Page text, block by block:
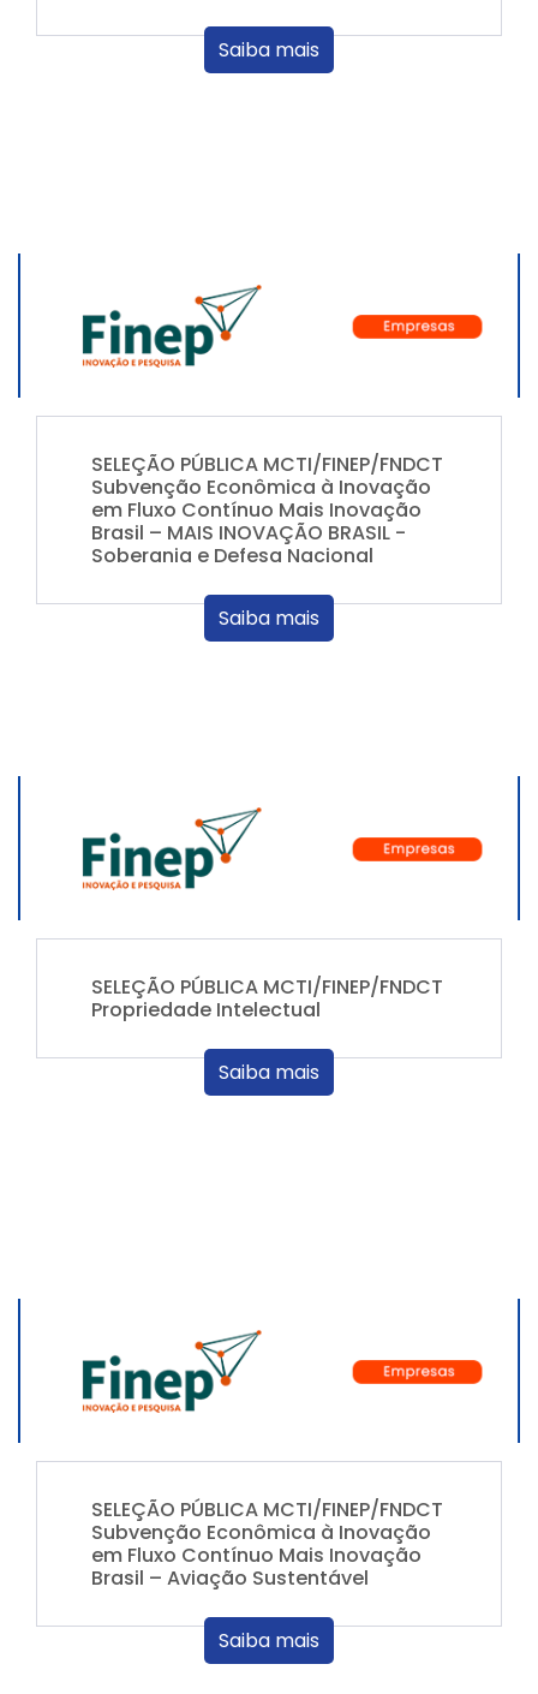
Saiba mais
SELEÇÃO PÚBLICA MCTI/FINEP/FNDCT
Subvenção Econômica à Inovação
em Fluxo Contínuo Mais Inovação
Brasil – MAIS INOVAÇÃO BRASIL -
Soberania e Defesa Nacional
Saiba mais
SELEÇÃO PÚBLICA MCTI/FINEP/FNDCT
Propriedade Intelectual
Saiba mais
SELEÇÃO PÚBLICA MCTI/FINEP/FNDCT
Subvenção Econômica à Inovação
em Fluxo Contínuo Mais Inovação
Brasil – Aviação Sustentável
Saiba mais